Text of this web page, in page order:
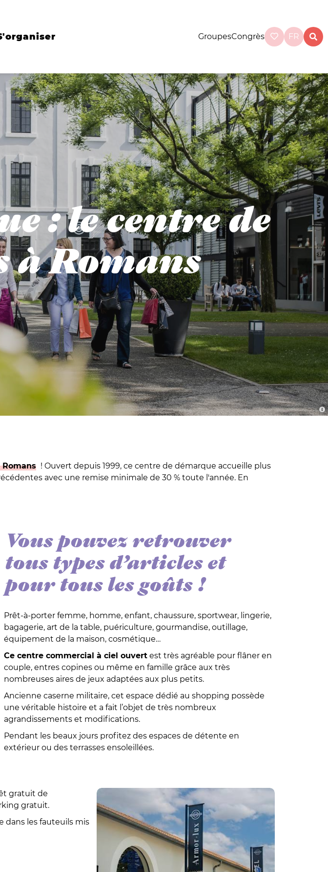
GroupesCongrès FR
: le centre de
à Romans
! Ouvert depuis 1999, ce centre de démarque accueille plus
avec une remise minimale de 30 % toute l'année. En
Vous pouvez retrouver
tous types d’articles et
pour tous les goûts !
Prêt-à-porter femme, homme, enfant, chaussure, sportwear, lingerie,
bagagerie, art de la table, puériculture, gourmandise, outillage,
équipement de la maison, cosmétique…
Ce centre commercial à ciel ouvertest très agréable pour flâner en
couple, entres copines ou même en famille grâce aux très
nombreuses aires de jeux adaptées aux plus petits.
Ancienne caserne militaire, cet espace dédié au shopping possède
une véritable histoire et a fait l’objet de très nombreux
agrandissements et modifications.
Pendant les beaux jours profitez des espaces de détente en
extérieur ou des terrasses ensoleillées.
gratuit de
gratuit.
dans les fauteuils mis